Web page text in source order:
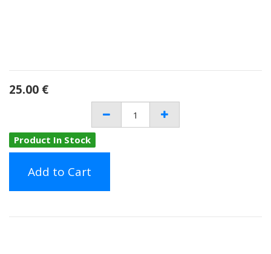
25.00 €
Product In Stock
Add to Cart